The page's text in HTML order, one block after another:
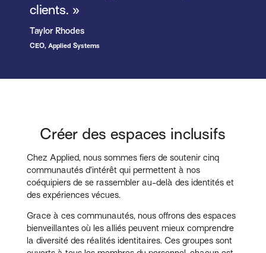
clients. »
Taylor Rhodes
CEO, Applied Systems
Créer des espaces inclusifs
Chez Applied, nous sommes fiers de soutenir cinq
communautés d’intérêt qui permettent à nos
coéquipiers de se rassembler au-delà des identités et
des expériences vécues.
Grace à ces communautés, nous offrons des espaces
bienveillantes où les alliés peuvent mieux comprendre
la diversité des réalités identitaires. Ces groupes sont